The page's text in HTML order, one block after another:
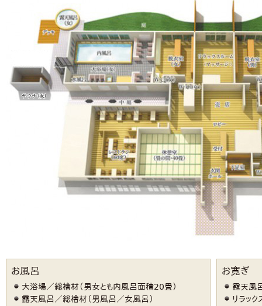
お風呂
大浴場／総檜材（男女とも内風呂面積20畳）
露天風呂／総檜材（男風呂／女風呂）
お寛ぎ
露天風
リラッ